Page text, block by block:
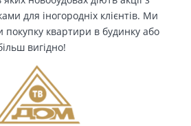
для іногородніх клієнтів. Ми
покупку квартири в будинку або
вигідно!